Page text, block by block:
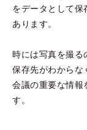
をデータとして
あります。
時には写真を撮
保存先がわからな
会議の重要な情報
す。